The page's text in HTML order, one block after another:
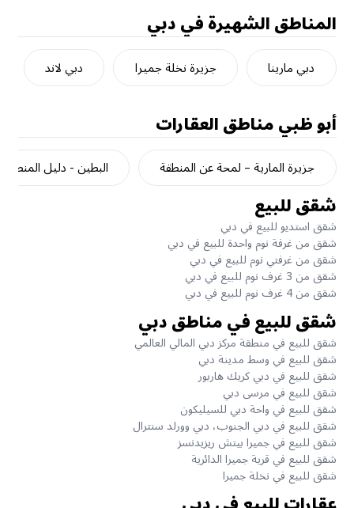
المناطق الشهيرة في دبي
دبي مارينا جزيرة نخلة جميرا دبي لاند
أبو ظبيمناطق العقارات
جزيرة المارية – لمحة عن المنطقة البطين - دليل المنطقة
شقق للبيع
شقق استديو للبيع في دبي
شقق من غرفة نوم واحدة للبيع في دبي
شقق من غرفتي نوم للبيع في دبي
شقق من 3 غرف نوم للبيع في دبي
شقق من 4 غرف نوم للبيع في دبي
شقق للبيع في مناطق دبي
شقق للبيع في منطقة مركز دبي المالي العالمي
شقق للبيع في وسط مدينة دبي
شقق للبيع في دبي كريك هاربور
شقق للبيع في مرسى دبي
شقق للبيع في واحة دبي للسيليكون
شقق للبيع في دبي الجنوب، دبي وورلد سنترال
شقق للبيع في جميرا بيتش ريزيدنسز
شقق للبيع في قرية جميرا الدائرية
شقق للبيع في نخلة جميرا